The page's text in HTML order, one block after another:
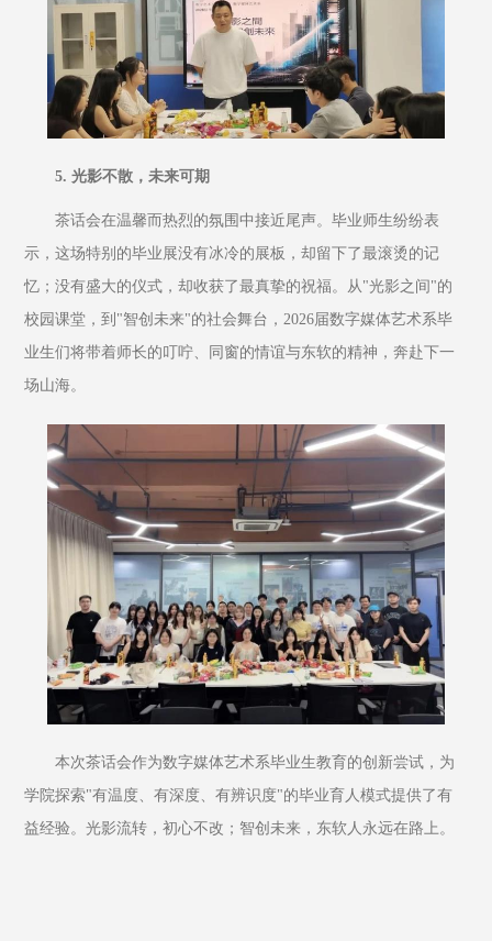
5. 光影不散，未来可期
茶话会在温馨而热烈的氛围中接近尾声。毕业师生纷纷表
示，这场特别的毕业展没有冰冷的展板，却留下了最滚烫的记
忆；没有盛大的仪式，却收获了最真挚的祝福。从"光影之间"的
校园课堂，到"智创未来"的社会舞台，2026届数字媒体艺术系毕
业生们将带着师长的叮咛、同窗的情谊与东软的精神，奔赴下一
场山海。
本次茶话会作为数字媒体艺术系毕业生教育的创新尝试，为
学院探索"有温度、有深度、有辨识度"的毕业育人模式提供了有
益经验。光影流转，初心不改；智创未来，东软人永远在路上。